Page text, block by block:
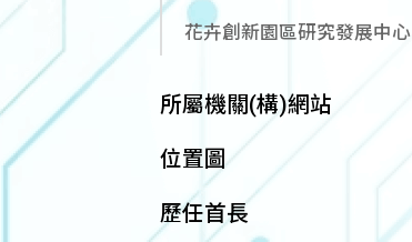
花卉創新園區研究發展中心
所屬機關(構)網站
位置圖
歷任首長